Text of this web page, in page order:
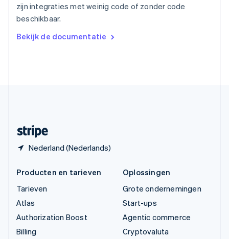
zijn integraties met weinig code of zonder code
beschikbaar.
Bekijk de documentatie
Nederland (Nederlands)
Vasteland van China
简体中文English
English
Producten en tarieven
Tarieven
Atlas
Authorization Boost
Billing
Oplossingen
Grote ondernemingen
Start-ups
Agentic commerce
Cryptovaluta